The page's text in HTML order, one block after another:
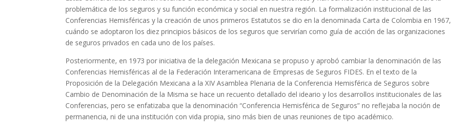
problemática de los seguros y su función económica y social en nuestra región. La formalización institucional de las
Conferencias Hemisféricas y la creación de unos primeros Estatutos se dio en la denominada Carta de Colombia en 1967,
cuándo se adoptaron los diez principios básicos de los seguros que servirían como guía de acción de las organizaciones
de seguros privados en cada uno de los países.
Posteriormente, en 1973 por iniciativa de la delegación Mexicana se propuso y aprobó cambiar la denominación de las
Conferencias Hemisféricas al de la Federación Interamericana de Empresas de Seguros FIDES. En el texto de la
Proposición de la Delegación Mexicana a la XIV Asamblea Plenaria de la Conferencia Hemisférica de Seguros sobre
Cambio de Denominación de la Misma se hace un recuento detallado del ideario y los desarrollos institucionales de las
Conferencias, pero se enfatizaba que la denominación “Conferencia Hemisférica de Seguros” no reflejaba la noción de
permanencia, ni de una institución con vida propia, sino más bien de unas reuniones de tipo académico.